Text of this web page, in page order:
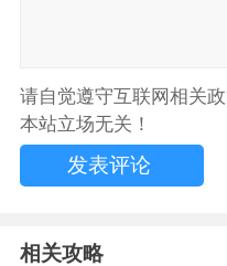
请自觉遵守互联网相关
本站立场无关！
相关攻略